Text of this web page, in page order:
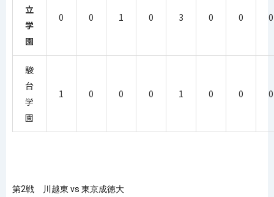
立
学
園
0 0 1 0 3 0 0 0
駿
台
学
園
1 0 0 0 1 0 0 0
第2戦 川越東 vs 東京成徳大